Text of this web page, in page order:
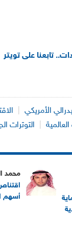
تابعنا على تويتر
الأمريكي
العالمية التوترات
محمد
أسهم